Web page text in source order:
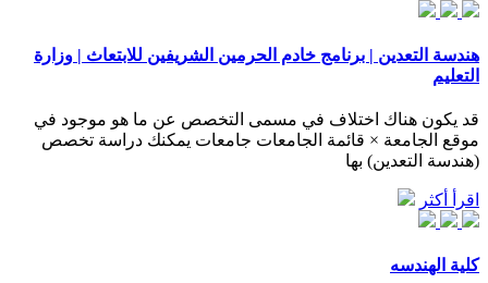
هندسة التعدين | برنامج خادم الحرمين الشريفين للابتعاث | وزارة
التعليم
قد يكون هناك اختلاف في مسمى التخصص عن ما هو موجود في
موقع الجامعة × قائمة الجامعات جامعات يمكنك دراسة تخصص
(هندسة التعدين) بها
اقرأ أكثر
كلية الهندسه